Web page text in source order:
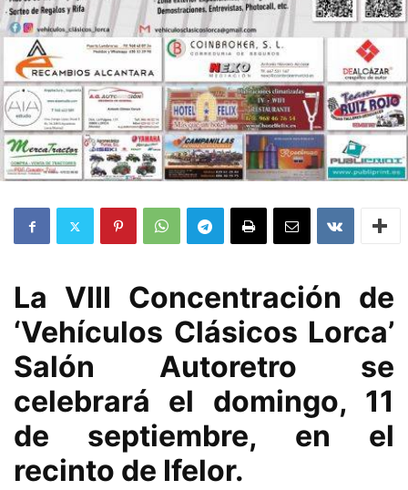
La VIII Concentración de
‘Vehículos Clásicos Lorca’
Salón Autoretro se
celebrará el domingo, 11
de septiembre, en el
recinto de Ifelor.